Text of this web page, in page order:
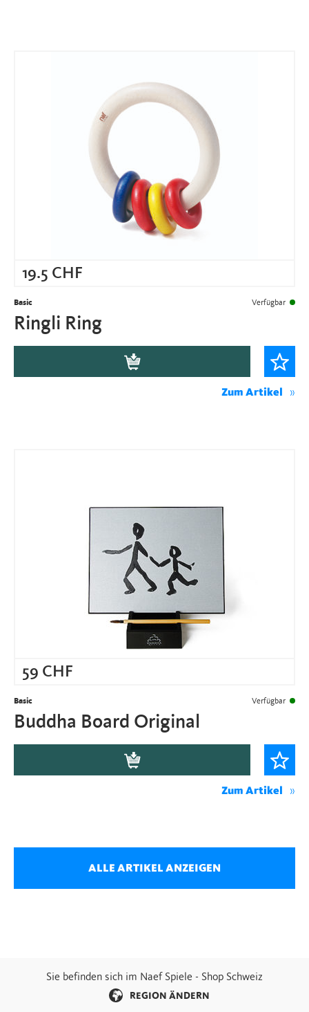
19.5 CHF
Basic Verfügbar
Ringli Ring
Zum Artikel
59 CHF
Basic Verfügbar
Buddha Board Original
Zum Artikel
ALLE ARTIKEL ANZEIGEN
Sie befinden sich im Naef Spiele - Shop Schweiz
REGION ÄNDERN